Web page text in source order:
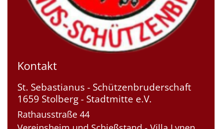
Kontakt
St. Sebastianus - Schützenbruderschaft
1659 Stolberg - Stadtmitte e.V.
Rathausstraße 44